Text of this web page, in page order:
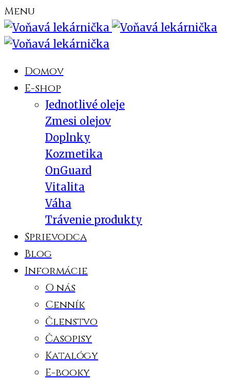
Menu
Domov
E-shop
Jednotlivé oleje
Zmesi olejov
Doplnky
Kozmetika
OnGuard
Vitalita
Váha
Trávenie produkty
Sprievodca
Blog
Informácie
O nás
Cenník
Členstvo
Časopisy
Katalógy
E-booky